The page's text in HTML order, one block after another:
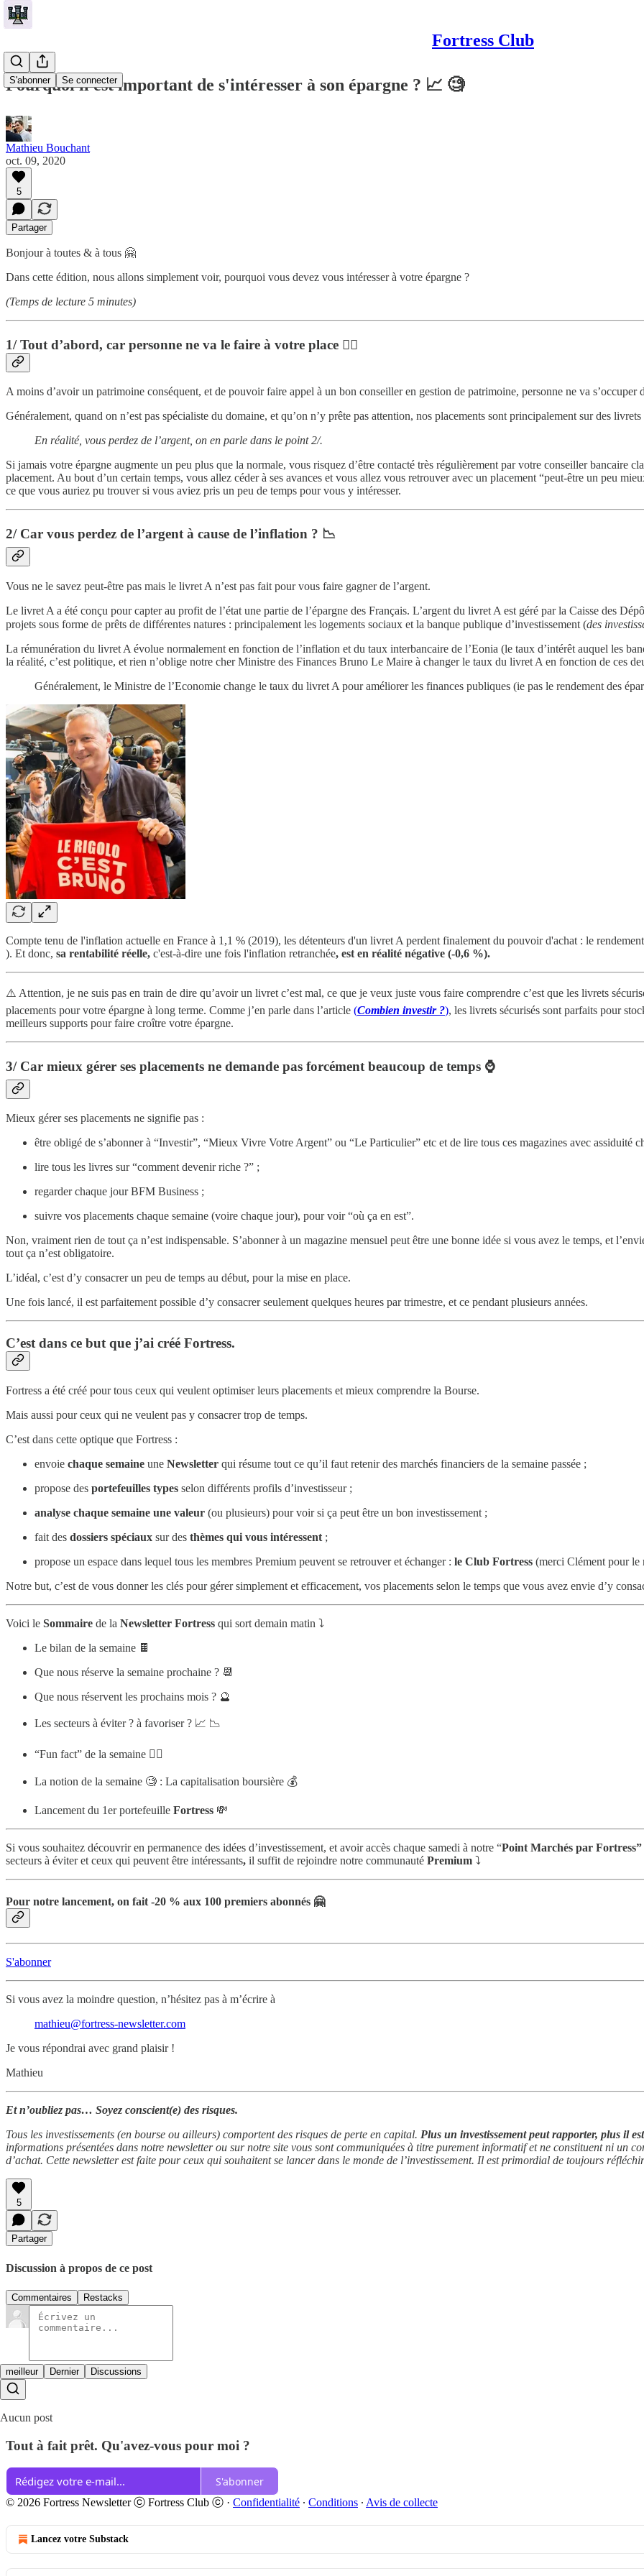
Fortress Club
S'abonner Se connecter
Pourquoi il est important de s'intéresser à son épargne ? 📈 🧐
Mathieu Bouchant
oct. 09, 2020
5
Partager
Bonjour à toutes & à tous 🤗
Dans cette édition, nous allons simplement voir, pourquoi vous devez vous intéresser à votre épargne ?
(Temps de lecture 5 minutes)
1/ Tout d’abord, car personne ne va le faire à votre place 🤷‍♀️
A moins d’avoir un patrimoine conséquent, et de pouvoir faire appel à un bon conseiller en gestion de patrimoine, personne ne va s’occuper
Généralement, quand on n’est pas spécialiste du domaine, et qu’on n’y prête pas attention, nos placements sont principalement sur des
En réalité, vous perdez de l’argent, on en parle dans le point 2/.
Si jamais votre épargne augmente un peu plus que la normale, vous risquez d’être contacté très régulièrement par votre conseiller bancaire
placement. Au bout d’un certain temps, vous allez céder à ses avances et vous allez vous retrouver avec un placement “peut-être un peu
ce que vous auriez pu trouver si vous aviez pris un peu de temps pour vous y intéresser.
2/ Car vous perdez de l’argent à cause de l’inflation ? 📉
Vous ne le savez peut-être pas mais le livret A n’est pas fait pour vous faire gagner de l’argent.
Le livret A a été conçu pour capter au profit de l’état une partie de l’épargne des Français. L’argent du livret A est géré par la Caisse des
projets sous forme de prêts de différentes natures : principalement les logements sociaux et la banque publique d’investissement (des
La rémunération du livret A évolue normalement en fonction de l’inflation et du taux interbancaire de l’Eonia (le taux d’intérêt auquel les
la réalité, c’est politique, et rien n’oblige notre cher Ministre des Finances Bruno Le Maire à changer le taux du livret A en fonction de ces
Généralement, le Ministre de l’Economie change le taux du livret A pour améliorer les finances publiques (ie pas le rendement des
Compte tenu de l'inflation actuelle en France à 1,1 % (2019), les détenteurs d'un livret A perdent finalement du pouvoir d'achat : le
). Et donc, sa rentabilité réelle, c'est-à-dire une fois l'inflation retranchée, est en réalité négative (-0,6 %).
⚠️ Attention, je ne suis pas en train de dire qu’avoir un livret c’est mal, ce que je veux juste vous faire comprendre c’est que les livrets
placements pour votre épargne à long terme. Comme j’en parle dans l’article (Combien investir ?), les livrets sécurisés sont parfaits pour
meilleurs supports pour faire croître votre épargne.
3/ Car mieux gérer ses placements ne demande pas forcément beaucoup de temps ⌚️
Mieux gérer ses placements ne signifie pas :
être obligé de s’abonner à “Investir”, “Mieux Vivre Votre Argent” ou “Le Particulier” etc et de lire tous ces magazines avec assiduité
lire tous les livres sur “comment devenir riche ?” ;
regarder chaque jour BFM Business ;
suivre vos placements chaque semaine (voire chaque jour), pour voir “où ça en est”.
Non, vraiment rien de tout ça n’est indispensable. S’abonner à un magazine mensuel peut être une bonne idée si vous avez le temps, et
tout ça n’est obligatoire.
L’idéal, c’est d’y consacrer un peu de temps au début, pour la mise en place.
Une fois lancé, il est parfaitement possible d’y consacrer seulement quelques heures par trimestre, et ce pendant plusieurs années.
C’est dans ce but que j’ai créé Fortress.
Fortress a été créé pour tous ceux qui veulent optimiser leurs placements et mieux comprendre la Bourse.
Mais aussi pour ceux qui ne veulent pas y consacrer trop de temps.
C’est dans cette optique que Fortress :
envoie chaque semaine une Newsletter qui résume tout ce qu’il faut retenir des marchés financiers de la semaine passée ;
propose des portefeuilles types selon différents profils d’investisseur ;
analyse chaque semaine une valeur (ou plusieurs) pour voir si ça peut être un bon investissement ;
fait des dossiers spéciaux sur des thèmes qui vous intéressent ;
propose un espace dans lequel tous les membres Premium peuvent se retrouver et échanger : le Club Fortress (merci Clément pour le
Notre but, c’est de vous donner les clés pour gérer simplement et efficacement, vos placements selon le temps que vous avez envie d’y
Voici le Sommaire de la Newsletter Fortress qui sort demain matin ⤵️
Le bilan de la semaine 🍫
Que nous réserve la semaine prochaine ? 📆
Que nous réservent les prochains mois ? 🔮
Les secteurs à éviter ? à favoriser ? 📈 📉
“Fun fact” de la semaine 🤦‍♂️
La notion de la semaine 🧐 : La capitalisation boursière 💰
Lancement du 1er portefeuille Fortress 💸
Si vous souhaitez découvrir en permanence des idées d’investissement, et avoir accès chaque samedi à notre “Point Marchés par Fortress”
secteurs à éviter et ceux qui peuvent être intéressants, il suffit de rejoindre notre communauté Premium ⤵️
Pour notre lancement, on fait -20 % aux 100 premiers abonnés 🤗
S'abonner
Si vous avez la moindre question, n’hésitez pas à m’écrire à
mathieu@fortress-newsletter.com
Je vous répondrai avec grand plaisir !
Mathieu
Et n’oubliez pas… Soyez conscient(e) des risques.
Tous les investissements (en bourse ou ailleurs) comportent des risques de perte en capital. Plus un investissement peut rapporter, plus il
informations présentées dans notre newsletter ou sur notre site vous sont communiquées à titre purement informatif et ne constituent ni un
d’achat. Cette newsletter est faite pour ceux qui souhaitent se lancer dans le monde de l’investissement. Il est primordial de toujours
5
Partager
Discussion à propos de ce post
Commentaires Restacks
meilleur Dernier Discussions
Aucun post
Tout à fait prêt. Qu'avez-vous pour moi ?
S'abonner
© 2026 Fortress Newsletter ⓒ Fortress Club ⓒ · Confidentialité ∙ Conditions ∙ Avis de collecte
Lancez votre Substack